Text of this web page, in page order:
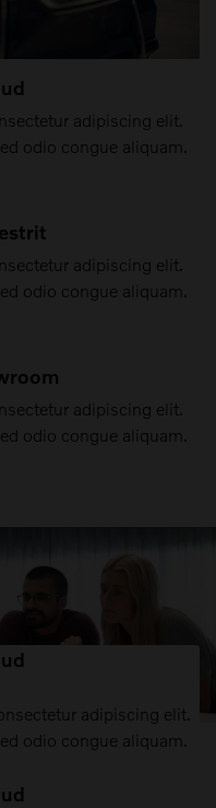
adipiscing elit.
odio congue aliquam.
adipiscing elit.
odio congue aliquam.
adipiscing elit.
odio congue aliquam.
adipiscing elit.
odio congue aliquam.